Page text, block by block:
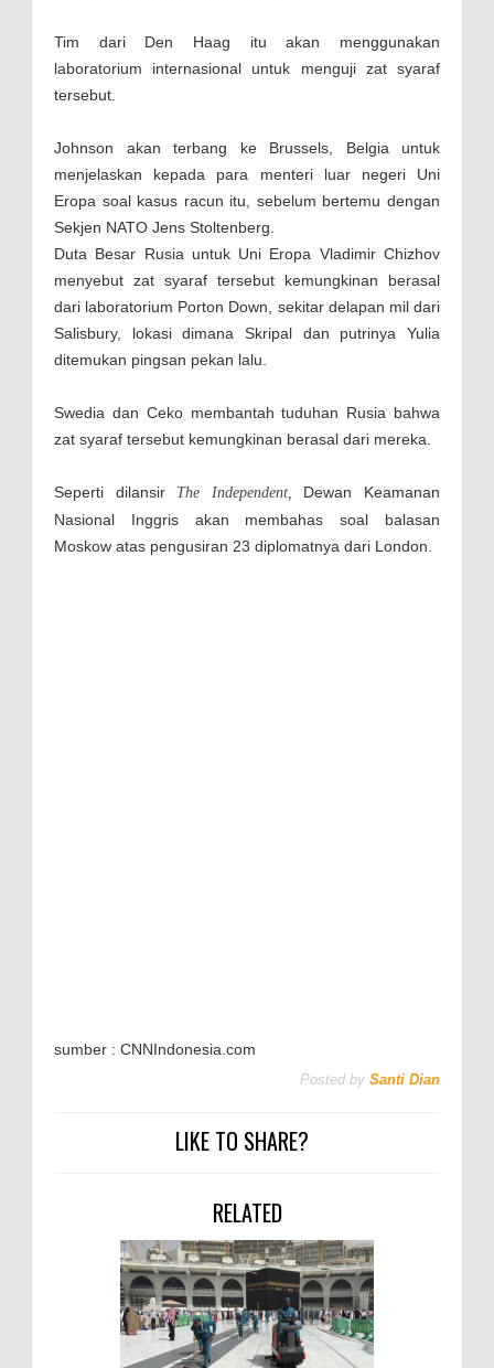
Tim dari Den Haag itu akan menggunakan
laboratorium internasional untuk menguji zat syaraf
tersebut.
Johnson akan terbang ke Brussels, Belgia untuk
menjelaskan kepada para menteri luar negeri Uni
Eropa soal kasus racun itu, sebelum bertemu dengan
Sekjen NATO Jens Stoltenberg.
Duta Besar Rusia untuk Uni Eropa Vladimir Chizhov
menyebut zat syaraf tersebut kemungkinan berasal
dari laboratorium Porton Down, sekitar delapan mil dari
Salisbury, lokasi dimana Skripal dan putrinya Yulia
ditemukan pingsan pekan lalu.
Swedia dan Ceko membantah tuduhan Rusia bahwa
zat syaraf tersebut kemungkinan berasal dari mereka.
Seperti dilansir The Independent, Dewan Keamanan
Nasional Inggris akan membahas soal balasan
Moskow atas pengusiran 23 diplomatnya dari London.
sumber : CNNIndonesia.com
Posted by Santi Dian
LIKE TO SHARE?
RELATED